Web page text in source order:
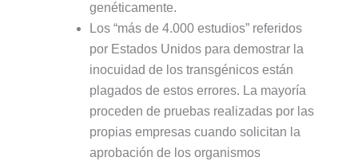
genéticamente.
Los “más de 4.000 estudios” referidos
por Estados Unidos para demostrar la
inocuidad de los transgénicos están
plagados de estos errores. La mayoría
proceden de pruebas realizadas por las
propias empresas cuando solicitan la
aprobación de los organismos